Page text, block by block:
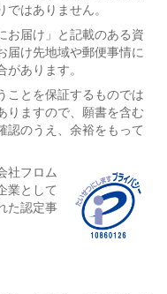
はありません。
お届け」と記載のある資
届け先地域や郵便事情に
あります。
ことを保証するものでは
りますので、願書を含む
認のうえ、余裕をもって
社フロム
業として
た認定事